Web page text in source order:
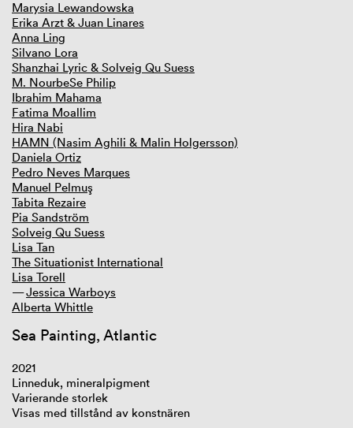
Marysia Lewandowska
Erika Arzt & Juan Linares
Anna Ling
Silvano Lora
Shanzhai Lyric & Solveig Qu Suess
M. NourbeSe Philip
Ibrahim Mahama
Fatima Moallim
Hira Nabi
HAMN (Nasim Aghili & Malin Holgersson)
Daniela Ortiz
Pedro Neves Marques
Manuel Pelmuş
Tabita Rezaire
Pia Sandström
Solveig Qu Suess
Lisa Tan
The Situationist International
Lisa Torell
Jessica Warboys
Alberta Whittle
Sea Painting, Atlantic
2021
Linneduk, mineralpigment
Varierande storlek
Visas med tillstånd av konstnären